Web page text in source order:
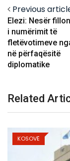
Previous
Elezi: Nesër
i numërimit të
fletëvotimeve
në përfaqësitë
diplomatike
Related
KOSOVË